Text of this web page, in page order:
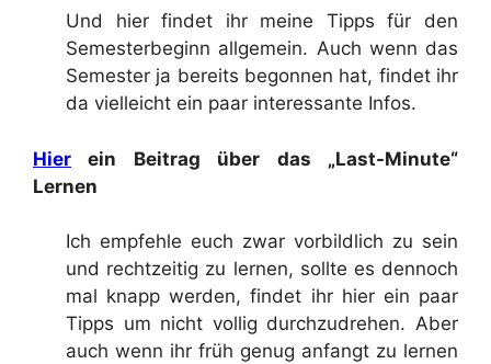
Und hier findet ihr meine Tipps für den
Semesterbeginn allgemein. Auch wenn das
Semester ja bereits begonnen hat, findet ihr
da vielleicht ein paar interessante Infos.
Hier ein Beitrag über das „Last-Minute“
Lernen
Ich empfehle euch zwar vorbildlich zu sein
und rechtzeitig zu lernen, sollte es dennoch
mal knapp werden, findet ihr hier ein paar
Tipps um nicht vollig durchzudrehen. Aber
auch wenn ihr früh genug anfangt zu lernen